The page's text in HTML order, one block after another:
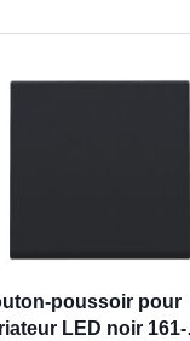
transformer
c’est le bon
actuel et facile à
poussoir pour
LED noir 161-